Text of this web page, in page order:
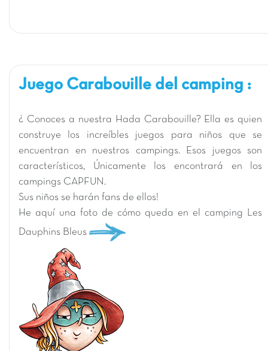
Juego Carabouille del camping :
¿ Conoces a nuestra Hada Carabouille? Ella es quien
construye los increíbles juegos para niños que se
encuentran en nuestros campings. Esos juegos son
característicos, Únicamente los encontrará en los
campings CAPFUN.
Sus niños se harán fans de ellos!
He aquí una foto de cómo queda en el camping Les
Dauphins Bleus